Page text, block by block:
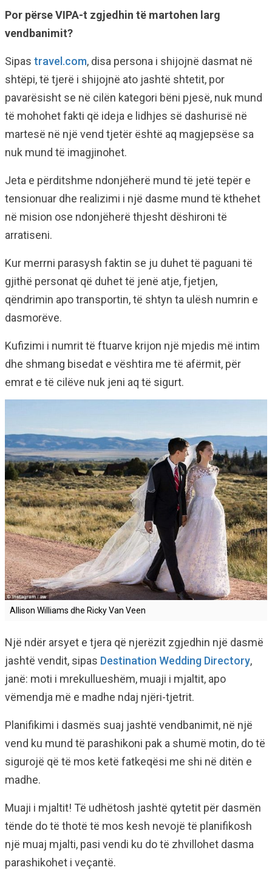
Por përse VIPA-t zgjedhin të martohen larg
vendbanimit?
Sipas travel.com, disa persona i shijojnë dasmat në
shtëpi, të tjerë i shijojnë ato jashtë shtetit, por
pavarësisht se në cilën kategori bëni pjesë, nuk mund
të mohohet fakti që ideja e lidhjes së dashurisë në
martesë në një vend tjetër është aq magjepsëse sa
nuk mund të imagjinohet.
Jeta e përditshme ndonjëherë mund të jetë tepër e
tensionuar dhe realizimi i një dasme mund të kthehet
në mision ose ndonjëherë thjesht dëshironi të
arratiseni.
Kur merrni parasysh faktin se ju duhet të paguani të
gjithë personat që duhet të jenë atje, fjetjen,
qëndrimin apo transportin, të shtyn ta ulësh numrin e
dasmorëve.
Kufizimi i numrit të ftuarve krijon një mjedis më intim
dhe shmang bisedat e vështira me të afërmit, për
emrat e të cilëve nuk jeni aq të sigurt.
Allison Williams dhe Ricky Van Veen
Një ndër arsyet e tjera që njerëzit zgjedhin një dasmë
jashtë vendit, sipas Destination Wedding Directory,
janë: moti i mrekullueshëm, muaji i mjaltit, apo
vëmendja më e madhe ndaj njëri-tjetrit.
Planifikimi i dasmës suaj jashtë vendbanimit, në një
vend ku mund të parashikoni pak a shumë motin, do të
sigurojë që të mos ketë fatkeqësi me shi në ditën e
madhe.
Muaji i mjaltit! Të udhëtosh jashtë qytetit për dasmën
tënde do të thotë të mos kesh nevojë të planifikosh
një muaj mjalti, pasi vendi ku do të zhvillohet dasma
parashikohet i veçantë.